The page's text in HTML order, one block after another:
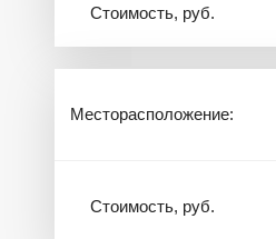
Стоимость, руб.
Месторасположение:
Стоимость, руб.